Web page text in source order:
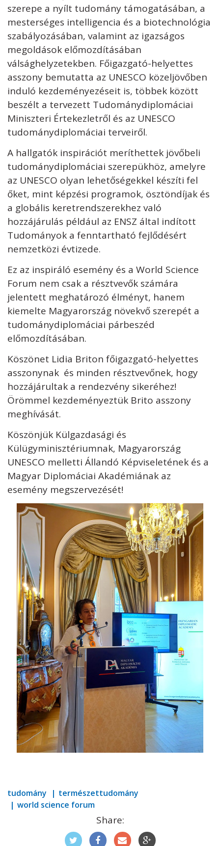
szerepe a nyílt tudomány támogatásában, a
mesterséges intelligencia és a biotechnológia
szabályozásában, valamint az igazságos
megoldások előmozdításában
válsághelyzetekben. Főigazgató-helyettes
asszony bemutatta az UNESCO közeljövőben
induló kezdeményezéseit is, többek között
beszélt a tervezett Tudománydiplomáciai
Miniszteri Értekezletről és az UNESCO
tudománydiplomáciai terveiről.
A hallgatók inspirációt meríthettek jövőbeli
tudománydiplomáciai szerepükhöz, amelyre
az UNESCO olyan lehetőségekkel készíti fel
őket, mint képzési programok, ösztöndíjak és
a globális keretrendszerekhez való
hozzájárulás például az ENSZ által indított
Tudományok a fenntartható fejlődésért
nemzetközi évtizede.
Ez az inspiráló esemény és a World Science
Forum nem csak a résztvevők számára
jelentett meghatározó élményt, hanem
kiemelte Magyarország növekvő szerepét a
tudománydiplomáciai párbeszéd
előmozdításában.
Köszönet Lidia Briton főigazgató-helyettes
asszonynak és minden résztvevőnek, hogy
hozzájárultak a rendezvény sikeréhez!
Örömmel kezdeményeztük Brito asszony
meghívását.
Köszönjük Külgazdasági és
Külügyminisztériumnak, Magyarország
UNESCO melletti Állandó Képviseletének és a
Magyar Diplomáciai Akadémiának az
esemény megszervezését!
tudomány
természettudomány
world science forum
Share: